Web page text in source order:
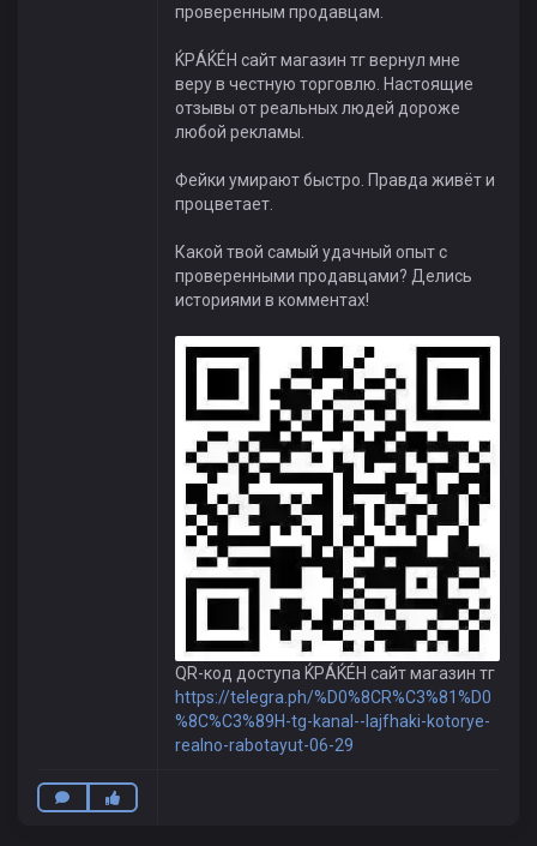
проверенным продавцам.
ЌРÁЌÉH сайт магазин тг вернул мне
веру в честную торговлю. Настоящие
отзывы от реальных людей дороже
любой рекламы.
Фейки умирают быстро. Правда живёт и
процветает.
Какой твой самый удачный опыт с
проверенными продавцами? Делись
историями в комментах!
QR-код доступа ЌРÁЌÉH сайт магазин тг
https://telegra.ph/%D0%8CR%C3%81%D0
%8C%C3%89H-tg-kanal--lajfhaki-kotorye-
realno-rabotayut-06-29